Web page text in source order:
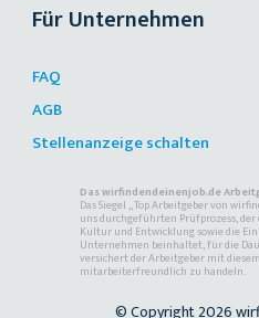
Für Unternehmen
FAQ
AGB
Stellenanzeige schalten
Das wirfindendeinenjob.de
Das Siegel „Top Arbeitgeber von
uns durchgeführten Prüfprozess,
Kultur und Entwicklung sowie die
Unternehmen beinhaltet, für die
versichert der Arbeitgeber mit
mitarbeiterfreundlich zu handeln.
© Copyright 2026